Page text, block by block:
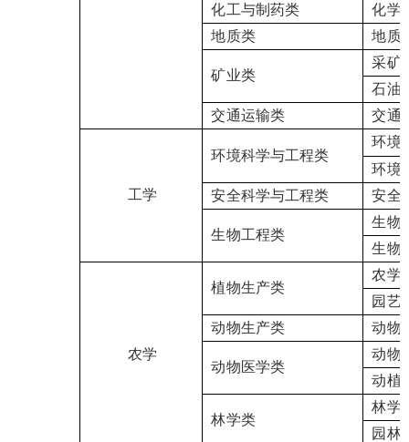
化工与制药类
化学
地质类
地质
矿业类
采矿
石油
交通运输类
交通
工学
环境科学与工程类
环境
环境
安全科学与工程类
安全
生物工程类
生物
生物
农学
植物生产类
农学
园艺
动物生产类
动物
动物医学类
动物
动植
林学类
林学
园林